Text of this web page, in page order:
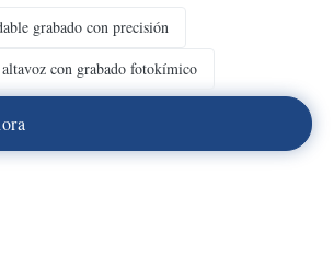
grabado con precisión
con grabado fotokímico
ora